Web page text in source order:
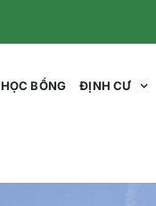
HỌC BỔNG ĐỊNH CƯ